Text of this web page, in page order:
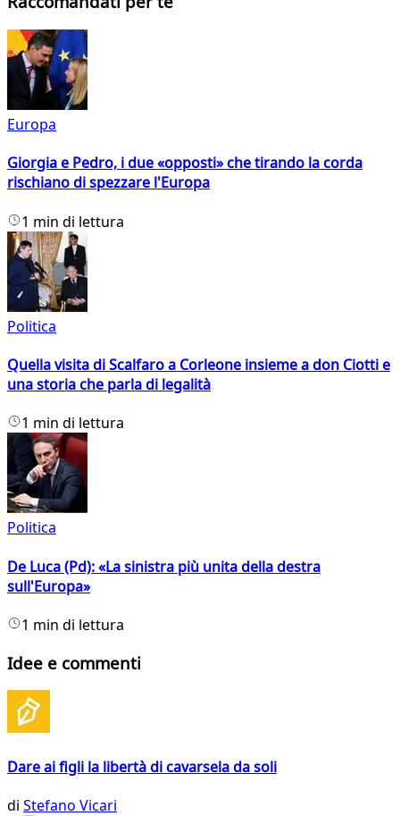
Europa
Giorgia e Pedro, i due «opposti» che tirando la corda
rischiano di spezzare l'Europa
1 min di lettura
Politica
Quella visita di Scalfaro a Corleone insieme a don Ciotti e
una storia che parla di legalità
1 min di lettura
Politica
De Luca (Pd): «La sinistra più unita della destra
sull'Europa»
1 min di lettura
Idee e commenti
Dare ai figli la libertà di cavarsela da soli
di Stefano Vicari